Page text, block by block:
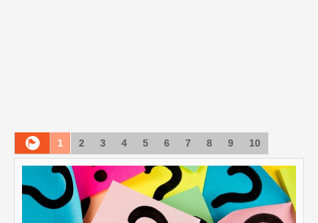
1 2 3 4 5 6 7 8 9 10